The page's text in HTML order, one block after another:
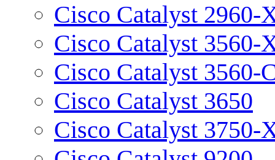
Cisco Catalyst 2960-
Cisco Catalyst 3560-
Cisco Catalyst 3560-
Cisco Catalyst 3650
Cisco Catalyst 3750-